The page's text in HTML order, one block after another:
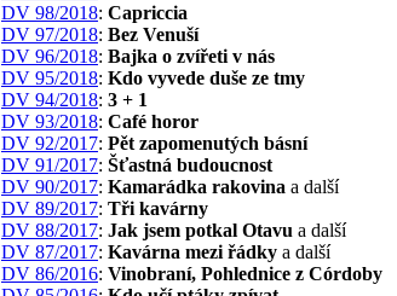
DV 98/2018: Capriccia
DV 97/2018: Bez Venuší
DV 96/2018: Bajka o zvířeti v nás
DV 95/2018: Kdo vyvede duše ze tmy
DV 94/2018: 3 + 1
DV 93/2018: Café horor
DV 92/2017: Pět zapomenutých básní
DV 91/2017: Šťastná budoucnost
DV 90/2017: Kamarádka rakovina a další
DV 89/2017: Tři kavárny
DV 88/2017: Jak jsem potkal Otavu a další
DV 87/2017: Kavárna mezi řádky a další
DV 86/2016: Vinobraní, Pohlednice z Córdoby